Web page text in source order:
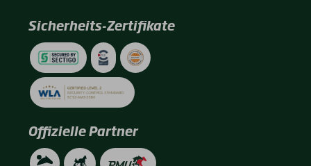
Sicherheits-Zertifikate
Offizielle Partner